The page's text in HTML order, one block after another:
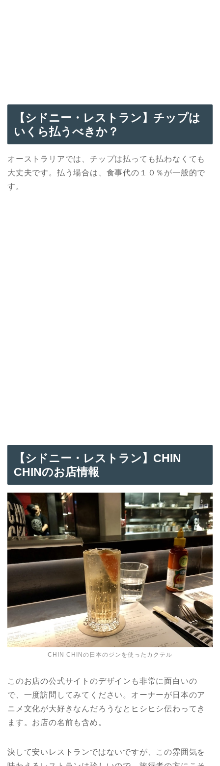
【シドニー ・ レストラン】チップは
いくら払うべきか？
オーストラリアでは、チップは払っても払わなくても
大丈夫です。払う場合は、食事代の１０％が一般的で
す。
【シドニー ・ レストラン】CHIN
CHINのお店情報
CHIN CHINの日本のジンを使ったカクテル
このお店の公式サイトのデザインも非常に面白いの
で、一度訪問してみてください。オーナーが日本のア
ニメ文化が大好きなんだろうなとヒシヒシ伝わってき
ます。お店の名前も含め。
決して安いレストランではないですが、この雰囲気を